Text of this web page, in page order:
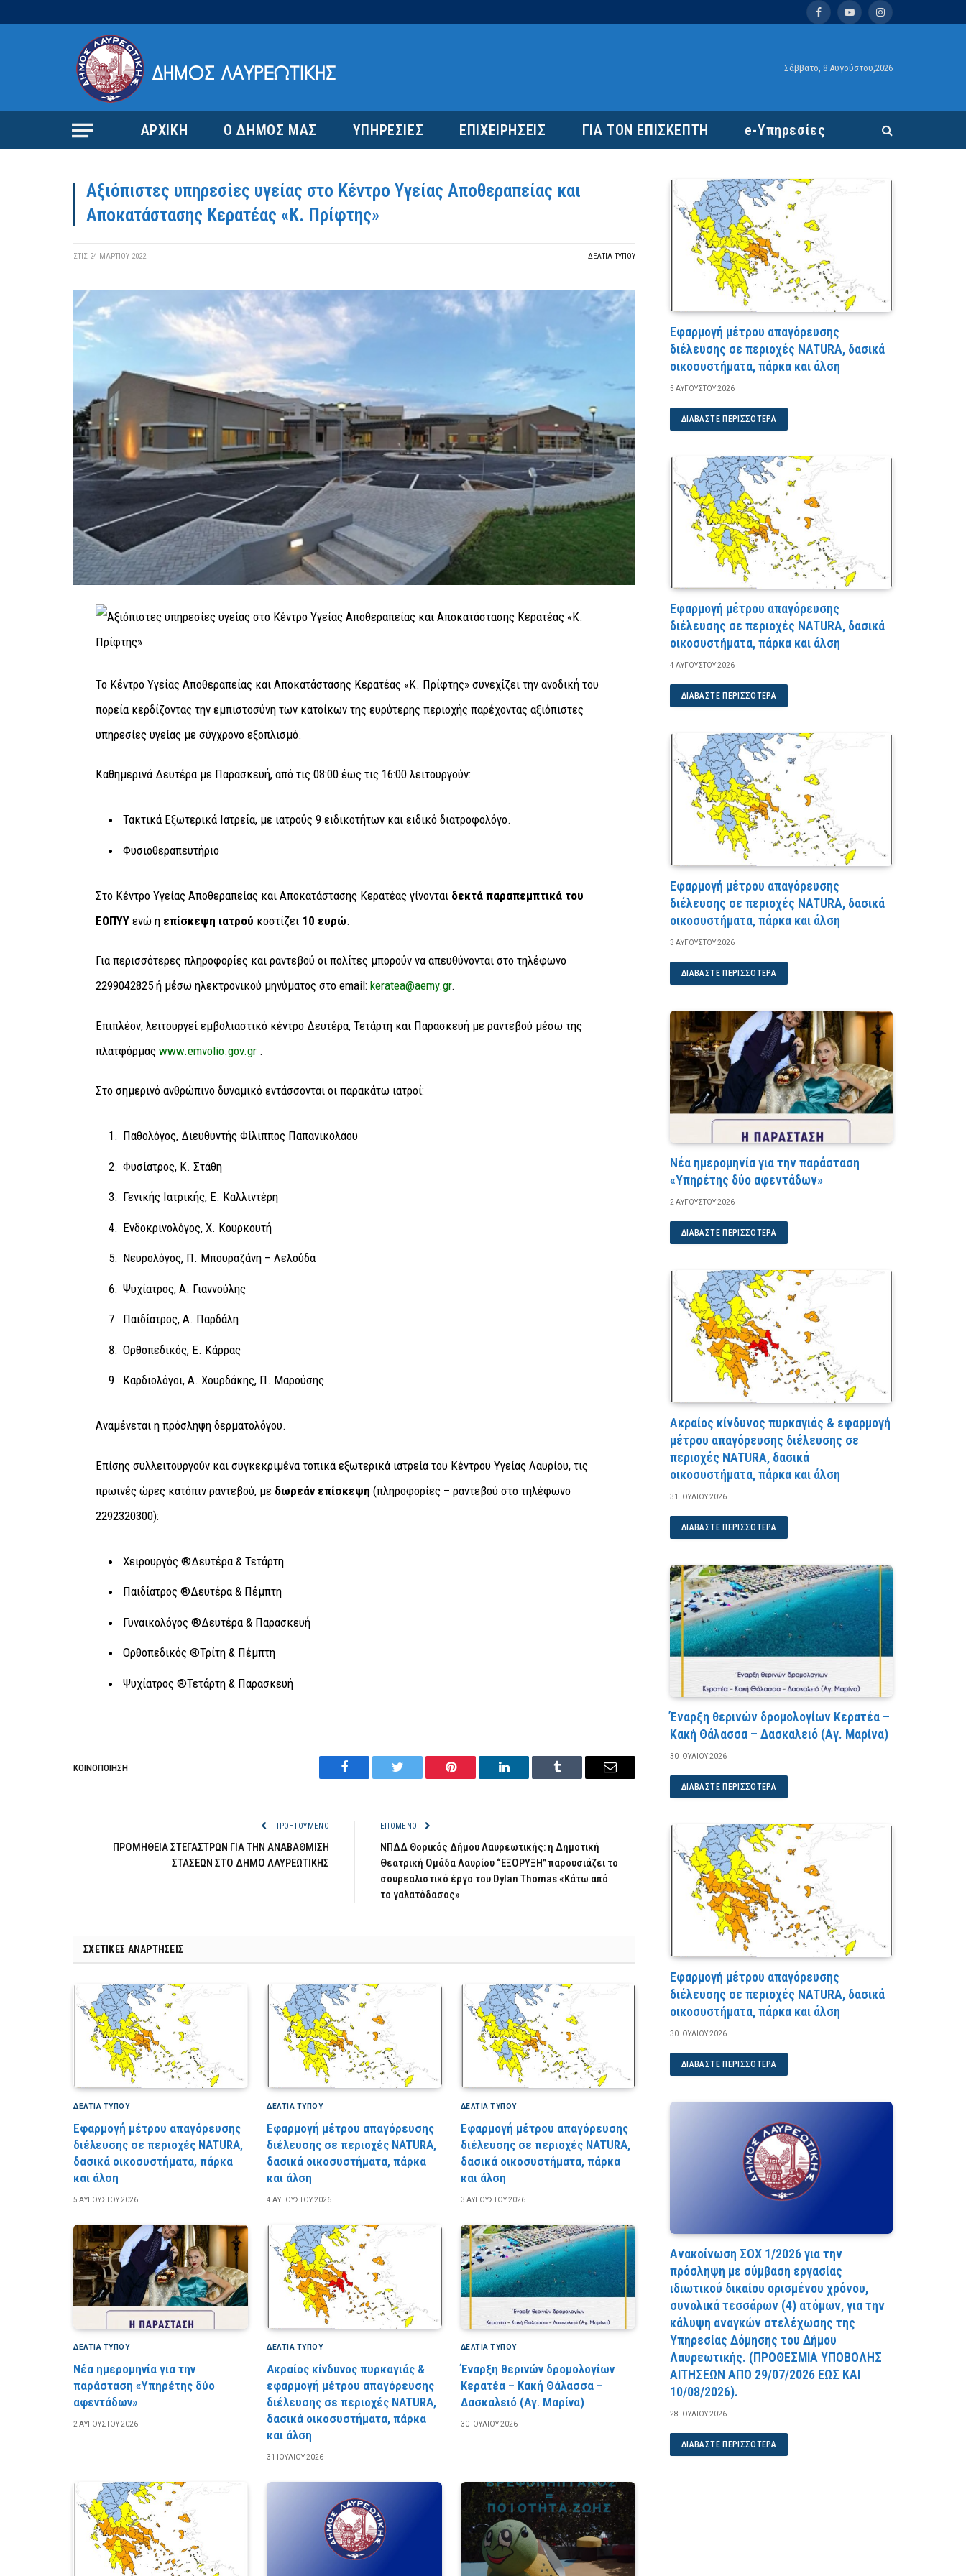
FacebookYouTubeInstagram
Σάββατο, 8 Αυγούστου,2026
ΑΡΧΙΚΗ Ο ΔΗΜΟΣ ΜΑΣ ΥΠΗΡΕΣΙΕΣ ΕΠΙΧΕΙΡΗΣΕΙΣ ΓΙΑ ΤΟΝ ΕΠΙΣΚΕΠΤΗ e-Υπηρεσίες
Αξιόπιστες υπηρεσίες υγείας στο Κέντρο Υγείας Αποθεραπείας και
Αποκατάστασης Κερατέας «Κ. Πρίφτης»
ΣΤΙΣ 24 ΜΑΡΤΊΟΥ 2022 ΔΕΛΤΙΑ ΤΥΠΟΥ
Το Κέντρο Υγείας Αποθεραπείας και Αποκατάστασης Κερατέας «Κ. Πρίφτης» συνεχίζει την ανοδική του
πορεία κερδίζοντας την εμπιστοσύνη των κατοίκων της ευρύτερης περιοχής παρέχοντας αξιόπιστες
υπηρεσίες υγείας με σύγχρονο εξοπλισμό.
Καθημερινά Δευτέρα με Παρασκευή, από τις 08:00 έως τις 16:00 λειτουργούν:
Τακτικά Εξωτερικά Ιατρεία, με ιατρούς 9 ειδικοτήτων και ειδικό διατροφολόγο.
Φυσιοθεραπευτήριο
Στο Κέντρο Υγείας Αποθεραπείας και Αποκατάστασης Κερατέας γίνονται δεκτά παραπεμπτικά του
ΕΟΠΥΥενώ η επίσκεψη ιατρού κοστίζει 10 ευρώ.
Για περισσότερες πληροφορίες και ραντεβού οι πολίτες μπορούν να απευθύνονται στο τηλέφωνο
2299042825 ή μέσω ηλεκτρονικού μηνύματος στο email: keratea@aemy.gr.
Επιπλέον, λειτουργεί εμβολιαστικό κέντρο Δευτέρα, Τετάρτη και Παρασκευή με ραντεβού μέσω της
πλατφόρμας www.emvolio.gov.gr.
Στο σημερινό ανθρώπινο δυναμικό εντάσσονται οι παρακάτω ιατροί:
Παθολόγος, Διευθυντής Φίλιππος Παπανικολάου
Φυσίατρος, Κ. Στάθη
Γενικής Ιατρικής, Ε. Καλλιντέρη
Ενδοκρινολόγος, Χ. Κουρκουτή
Νευρολόγος, Π. Μπουραζάνη – Λελούδα
Ψυχίατρος, Α. Γιαννούλης
Παιδίατρος, Α. Παρδάλη
Ορθοπεδικός, Ε. Κάρρας
Καρδιολόγοι, Α. Χουρδάκης, Π. Μαρούσης
Αναμένεται η πρόσληψη δερματολόγου.
Επίσης συλλειτουργούν και συγκεκριμένα τοπικά εξωτερικά ιατρεία του Κέντρου Υγείας Λαυρίου, τις
πρωινές ώρες κατόπιν ραντεβού, με δωρεάν επίσκεψη (πληροφορίες – ραντεβού στο τηλέφωνο
2292320300):
Χειρουργός ®Δευτέρα & Τετάρτη
Παιδίατρος ®Δευτέρα & Πέμπτη
Γυναικολόγος ®Δευτέρα & Παρασκευή
Ορθοπεδικός ®Τρίτη & Πέμπτη
Ψυχίατρος ®Τετάρτη & Παρασκευή
ΚΟΙΝΟΠΟΊΗΣΗ
Facebook Twitter Pinterest LinkedIn Tumblr Email
ΠΡΟΗΓΟΎΜΕΝΟ
ΠΡΟΜΗΘΕΙΑ ΣΤΕΓΑΣΤΡΩΝ ΓΙΑ ΤΗΝ ΑΝΑΒΑΘΜΙΣΗ
ΣΤΑΣΕΩΝ ΣΤΟ ΔΗΜΟ ΛΑΥΡΕΩΤΙΚΗΣ
ΕΠΌΜΕΝΟ
ΝΠΔΔ Θορικός Δήμου Λαυρεωτικής: η Δημοτική
Θεατρική Ομάδα Λαυρίου “ΕΞΟΡΥΞΗ” παρουσιάζει το
σουρεαλιστικό έργο του Dylan Thomas «Κάτω από
το γαλατόδασος»
ΣΧΕΤΙΚΈΣ ΑΝΑΡΤΉΣΕΙΣ
ΔΕΛΤΙΑ ΤΥΠΟΥ
Εφαρμογή μέτρου απαγόρευσης
διέλευσης σε περιοχές NATURA,
δασικά οικοσυστήματα, πάρκα
και άλση
5 ΑΥΓΟΎΣΤΟΥ 2026
ΔΕΛΤΙΑ ΤΥΠΟΥ
Εφαρμογή μέτρου απαγόρευσης
διέλευσης σε περιοχές NATURA,
δασικά οικοσυστήματα, πάρκα
και άλση
4 ΑΥΓΟΎΣΤΟΥ 2026
ΔΕΛΤΙΑ ΤΥΠΟΥ
Εφαρμογή μέτρου απαγόρευσης
διέλευσης σε περιοχές NATURA,
δασικά οικοσυστήματα, πάρκα
και άλση
3 ΑΥΓΟΎΣΤΟΥ 2026
ΔΕΛΤΙΑ ΤΥΠΟΥ
Νέα ημερομηνία για την
παράσταση «Υπηρέτης δύο
αφεντάδων»
2 ΑΥΓΟΎΣΤΟΥ 2026
ΔΕΛΤΙΑ ΤΥΠΟΥ
Ακραίος κίνδυνος πυρκαγιάς &
εφαρμογή μέτρου απαγόρευσης
διέλευσης σε περιοχές NATURA,
δασικά οικοσυστήματα, πάρκα
και άλση
31 ΙΟΥΛΊΟΥ 2026
ΔΕΛΤΙΑ ΤΥΠΟΥ
Έναρξη θερινών δρομολογίων
Κερατέα – Κακή Θάλασσα –
Δασκαλειό (Αγ. Μαρίνα)
30 ΙΟΥΛΊΟΥ 2026
Εφαρμογή μέτρου απαγόρευσης
διέλευσης σε περιοχές NATURA, δασικά
οικοσυστήματα, πάρκα και άλση
5 ΑΥΓΟΎΣΤΟΥ 2026
ΔΙΑΒΆΣΤΕ ΠΕΡΙΣΣΌΤΕΡΑ
Εφαρμογή μέτρου απαγόρευσης
διέλευσης σε περιοχές NATURA, δασικά
οικοσυστήματα, πάρκα και άλση
4 ΑΥΓΟΎΣΤΟΥ 2026
ΔΙΑΒΆΣΤΕ ΠΕΡΙΣΣΌΤΕΡΑ
Εφαρμογή μέτρου απαγόρευσης
διέλευσης σε περιοχές NATURA, δασικά
οικοσυστήματα, πάρκα και άλση
3 ΑΥΓΟΎΣΤΟΥ 2026
ΔΙΑΒΆΣΤΕ ΠΕΡΙΣΣΌΤΕΡΑ
Νέα ημερομηνία για την παράσταση
«Υπηρέτης δύο αφεντάδων»
2 ΑΥΓΟΎΣΤΟΥ 2026
ΔΙΑΒΆΣΤΕ ΠΕΡΙΣΣΌΤΕΡΑ
Ακραίος κίνδυνος πυρκαγιάς & εφαρμογή
μέτρου απαγόρευσης διέλευσης σε
περιοχές NATURA, δασικά
οικοσυστήματα, πάρκα και άλση
31 ΙΟΥΛΊΟΥ 2026
ΔΙΑΒΆΣΤΕ ΠΕΡΙΣΣΌΤΕΡΑ
Έναρξη θερινών δρομολογίων Κερατέα –
Κακή Θάλασσα – Δασκαλειό (Αγ. Μαρίνα)
30 ΙΟΥΛΊΟΥ 2026
ΔΙΑΒΆΣΤΕ ΠΕΡΙΣΣΌΤΕΡΑ
Εφαρμογή μέτρου απαγόρευσης
διέλευσης σε περιοχές NATURA, δασικά
οικοσυστήματα, πάρκα και άλση
30 ΙΟΥΛΊΟΥ 2026
ΔΙΑΒΆΣΤΕ ΠΕΡΙΣΣΌΤΕΡΑ
Ανακοίνωση ΣΟΧ 1/2026 για την
πρόσληψη με σύμβαση εργασίας
ιδιωτικού δικαίου ορισμένου χρόνου,
συνολικά τεσσάρων (4) ατόμων, για την
κάλυψη αναγκών στελέχωσης της
Υπηρεσίας Δόμησης του Δήμου
Λαυρεωτικής. (ΠPOΘEΣMIA YΠOBOΛHΣ
AITHΣEΩN AΠO 29/07/2026 EΩΣ KAI
10/08/2026).
28 ΙΟΥΛΊΟΥ 2026
ΔΙΑΒΆΣΤΕ ΠΕΡΙΣΣΌΤΕΡΑ